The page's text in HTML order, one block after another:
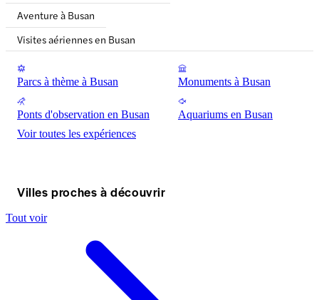
Aventure à Busan
Visites aériennes en Busan
Parcs à thème à Busan Monuments à Busan
Ponts d'observation en Busan
Aquariums en Busan
Voir toutes les expériences
Villes proches à découvrir
Tout voir